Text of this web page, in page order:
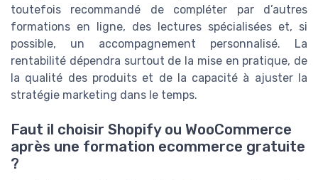
toutefois recommandé de compléter par d’autres
formations en ligne, des lectures spécialisées et, si
possible, un accompagnement personnalisé. La
rentabilité dépendra surtout de la mise en pratique, de
la qualité des produits et de la capacité à ajuster la
stratégie marketing dans le temps.
Faut il choisir Shopify ou WooCommerce
après une formation ecommerce gratuite
?